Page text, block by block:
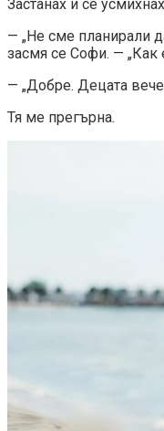
Застанах и се
— „Не сме планирали
засмя се Софи. — „Как
— „Добре. Децата вече
Тя ме прегърна.